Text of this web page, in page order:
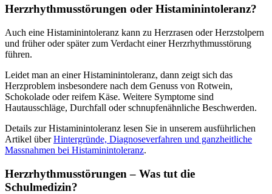
Herzrhythmusstörungen oder Histaminintoleranz?
Auch eine Histaminintoleranz kann zu Herzrasen oder Herzstolpern
und früher oder später zum Verdacht einer Herzrhythmusstörung
führen.
Leidet man an einer Histaminintoleranz, dann zeigt sich das
Herzproblem insbesondere nach dem Genuss von Rotwein,
Schokolade oder reifem Käse. Weitere Symptome sind
Hautausschläge, Durchfall oder schnupfenähnliche Beschwerden.
Details zur Histaminintoleranz lesen Sie in unserem ausführlichen
Artikel überHintergründe, Diagnoseverfahren und ganzheitliche
Massnahmen bei Histaminintoleranz.
Herzrhythmusstörungen – Was tut die
Schulmedizin?